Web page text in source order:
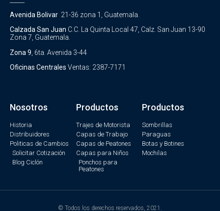
Avenida Bolivar 21-36 zona 1, Guatemala.
Calzada San Juan C.C. La Quinta Local 47, Calz. San Juan 13-90
Zona 7, Guatemala.
Zona 9 , 6ta. Avenida 3-44
Oficinas Centrales Ventas: 2387-7171
Nosotros
Historia
Distribuidores
Politicas de Cambios
Solicitar Cotización
Blog Ciclón
Productos
Trajes de Motorista
Capas de Trabajo
Capas de Peatones
Capas para Niños
Ponchos para
Peatones
Productos
Sombrillas
Paraguas
Botas y Botines
Mochilas
© Todos los derechos reservados, 2021.